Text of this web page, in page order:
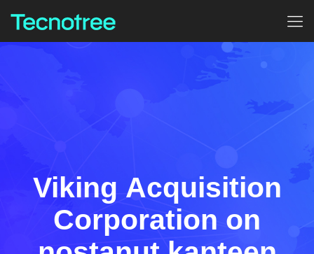
Viking Acquisition
Corporation on